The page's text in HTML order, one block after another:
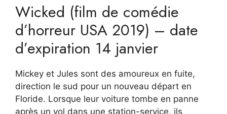
Wicked (film de comédie
d’horreur USA 2019) – date
d’expiration 14 janvier
Mickey et Jules sont des amoureux en fuite,
direction le sud pour un nouveau départ en
Floride. Lorsque leur voiture tombe en panne
après un vol dans une station-service, ils